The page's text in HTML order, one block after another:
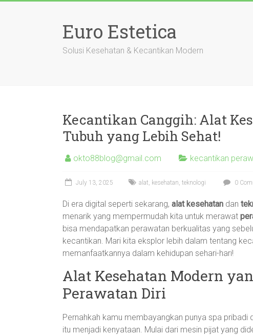
Euro Estetica
Solusi Kesehatan & Kecantikan Modern
Kecantikan Canggih: Alat
Tubuh yang Lebih Sehat!
okto88blog@gmail.com kecantikan
July 13, 2025 alat, kesehatan, teknologi 0
Di era digital seperti sekarang, alat kesehatan dan
menarik yang mempermudah kita untuk merawat
bisa mendapatkan perawatan berkualitas yang
kecantikan. Mari kita eksplor lebih dalam tentang
memanfaatkannya dalam kehidupan sehari-hari!
Alat Kesehatan Modern
Perawatan Diri
Pernahkah kamu membayangkan punya spa pribadi
itu menjadi kenyataan. Mulai dari mesin pijat yang